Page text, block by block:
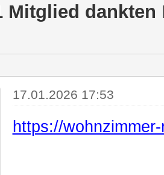
Mitglied dankten
17.01.2026 17:53
https://